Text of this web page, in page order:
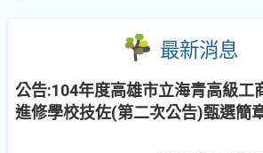
最新消息
公告:104年度高雄市立海青高級工
進修學校技佐(第二次公告)甄選簡